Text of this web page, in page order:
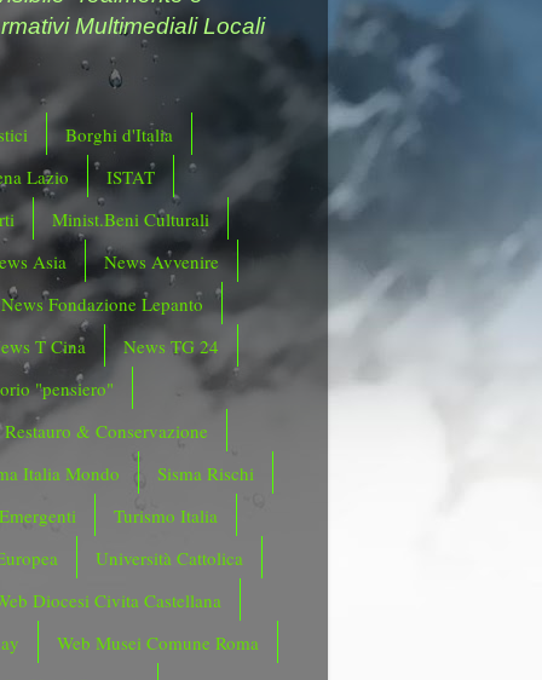
Multimediali Locali
Borghi d'Italia
Lazio
ISTAT
Minist.Beni Culturali
Asia
News Avvenire
News Fondazione Lepanto
T Cina
News TG 24
"pensiero"
Restauro & Conservazione
Italia Mondo
Sisma Rischi
Turismo Italia
Università Cattolica
Diocesi Civita Castellana
Web Musei Comune Roma